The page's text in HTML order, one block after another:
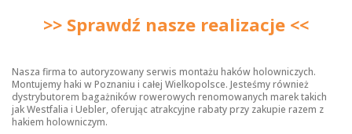
>> Sprawdź nasze realizacje <<
Nasza firma to autoryzowany serwis montażu haków holowniczych.
Montujemy haki w Poznaniu i całej Wielkopolsce. Jesteśmy również
dystrybutorem bagażników rowerowych renomowanych marek takich
jak Westfalia i Uebler, oferując atrakcyjne rabaty przy zakupie razem z
hakiem holowniczym.